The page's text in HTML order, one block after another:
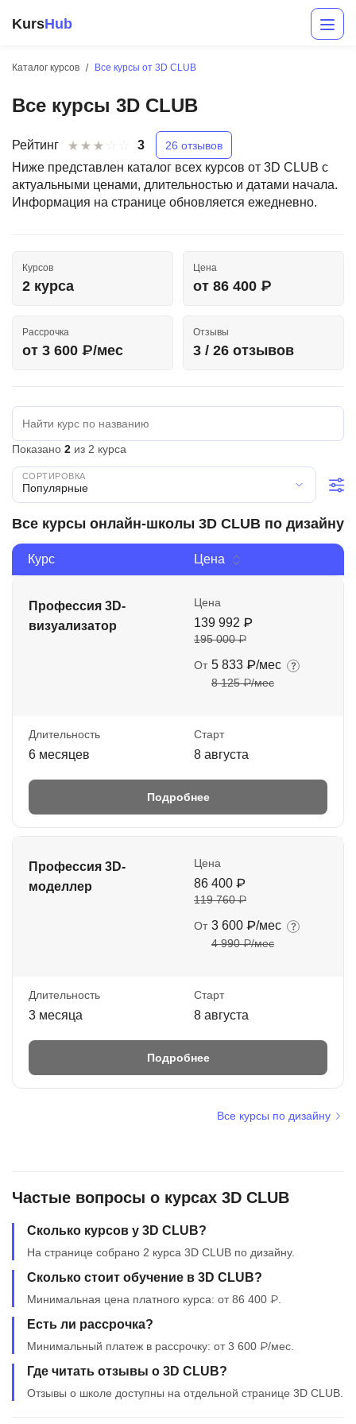
KursHub
Каталог курсов Все курсы от 3D CLUB
Все курсы 3D CLUB
Рейтинг 3 26 отзывов
Ниже представлен каталог всех курсов от 3D CLUB с
актуальными ценами, длительностью и датами начала.
Информация на странице обновляется ежедневно.
Курсов
2 курса
Цена
от 86 400 ₽
Рассрочка
от 3 600 ₽/мес
Отзывы
3 / 26 отзывов
Показано 2 из 2 курса
Популярные
Все курсы онлайн-школы 3D CLUB по дизайну
Курс Цена
Профессия 3D-
визуализатор
Цена
139 992 ₽
195 000 ₽
От 5 833 ₽/мес
8 125 ₽/мес
Длительность
6 месяцев
Старт
8 августа
Подробнее
Профессия 3D-
моделлер
Цена
86 400 ₽
119 760 ₽
От 3 600 ₽/мес
4 990 ₽/мес
Длительность
3 месяца
Старт
8 августа
Подробнее
Все курсы по дизайну
Частые вопросы о курсах 3D CLUB
Сколько курсов у 3D CLUB?
На странице собрано 2 курса 3D CLUB по дизайну.
Сколько стоит обучение в 3D CLUB?
Минимальная цена платного курса: от 86 400 ₽.
Есть ли рассрочка?
Минимальный платеж в рассрочку: от 3 600 ₽/мес.
Где читать отзывы о 3D CLUB?
Отзывы о школе доступны на отдельной странице 3D CLUB.
Дизайн
Менеджмент
Soft Skills
ДПО
Детям
Акции и промокоды
Рейтинг онлайн-школ